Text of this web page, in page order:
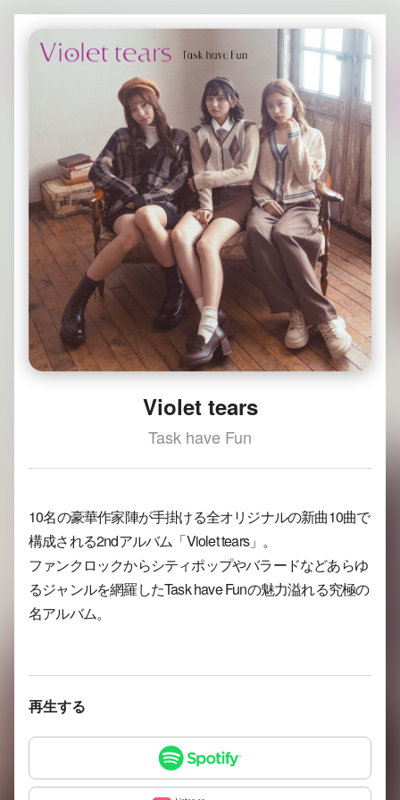
Violet tears
Task have Fun
10名の豪華作家陣が手掛ける全オリジナルの新曲10曲で
構成される2ndアルバム「Violet tears」。
ファンクロックからシティポップやバラードなどあらゆ
るジャンルを網羅したTask have Funの魅力溢れる究極の
名アルバム。
再生する